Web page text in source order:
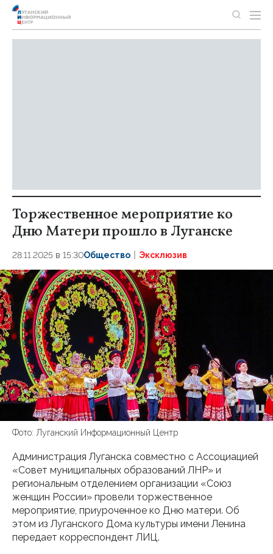
Торжественное мероприятие ко
Дню Матери прошло в Луганске
28.11.2025 в 15:30Общество Эксклюзив
Фото: Луганский Информационный Центр
Администрация Луганска совместно с Ассоциацией
«Совет муниципальных образований ЛНР» и
региональным отделением организации «Союз
женщин России» провели торжественное
мероприятие, приуроченное ко Дню матери. Об
этом из Луганского Дома культуры имени Ленина
передает корреспондент ЛИЦ.